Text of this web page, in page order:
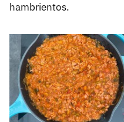
hambrientos.